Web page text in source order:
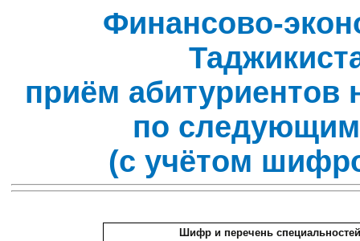
Финансово-
приём абитуриентов
по
(с учётом
Шифр и перечень